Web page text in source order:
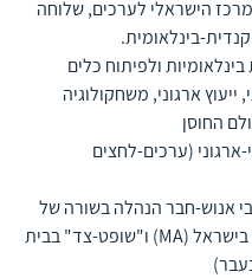
הישראלי לערכים, שלוחה
בינלאומית.
ולפיתוח כלים
ארגוני, משחקולוגיה
החוסן
(ערכים-לחצים
אנוש-חבר הנהלה בשורה של
ארגונים גדולים בישראל (MA) ו"שופט-צד" בבית